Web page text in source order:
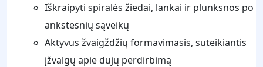
Iškraipyti spiralės žiedai, lankai ir plunksnos po
ankstesnių sąveikų
Aktyvus žvaigždžių formavimasis, suteikiantis
įžvalgų apie dujų perdirbimą